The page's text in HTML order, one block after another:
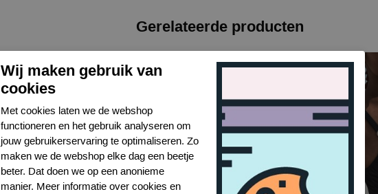
Gerelateerde producten
Wij maken gebruik van
cookies
Met cookies laten we de webshop
functioneren en het gebruik analyseren om
jouw gebruikerservaring te optimaliseren. Zo
maken we de webshop elke dag een beetje
beter. Dat doen we op een anonieme
manier. Meer informatie over cookies en